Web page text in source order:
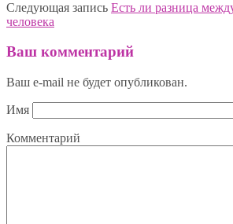
Следующая запись Есть ли разница
человека
Ваш комментарий
Ваш e-mail не будет опубликован.
Имя
Комментарий